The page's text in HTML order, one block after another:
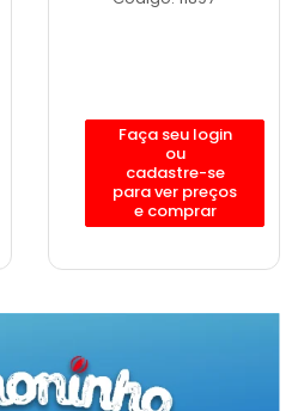
Faça seu login
ou
cadastre-se
para ver preços
e comprar